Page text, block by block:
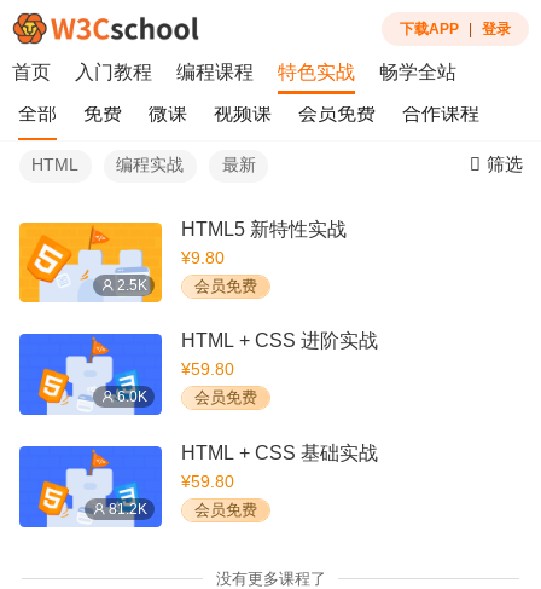
下载APP 登录
首页 入门教程 编程课程 特色实战 畅学全站
全部 免费 微课 视频课 会员免费 合作课程
HTML 编程实战 最新 筛选
2.5K
HTML5 新特性实战
¥9.80
会员免费
6.0K
HTML + CSS 进阶实战
¥59.80
会员免费
81.2K
HTML + CSS 基础实战
¥59.80
会员免费
没有更多课程了